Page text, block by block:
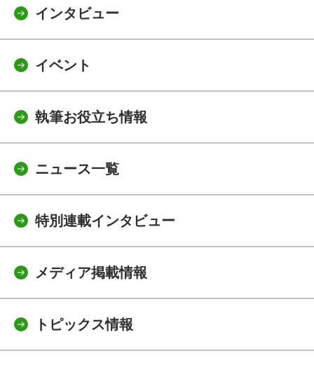
インタビュー
イベント
執筆お役立ち情報
ニュース一覧
特別連載インタビュー
メディア掲載情報
トピックス情報